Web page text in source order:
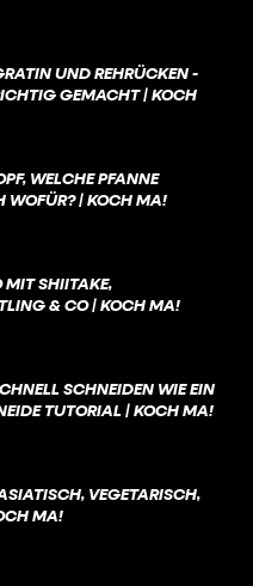
UND REHRÜCKEN -
GEMACHT | KOCH
WELCHE PFANNE
WOFÜR? | KOCH MA!
MIT SHIITAKE,
& CO | KOCH MA!
SCHNEIDEN WIE EIN
TUTORIAL | KOCH MA!
VEGETARISCH,
MA!